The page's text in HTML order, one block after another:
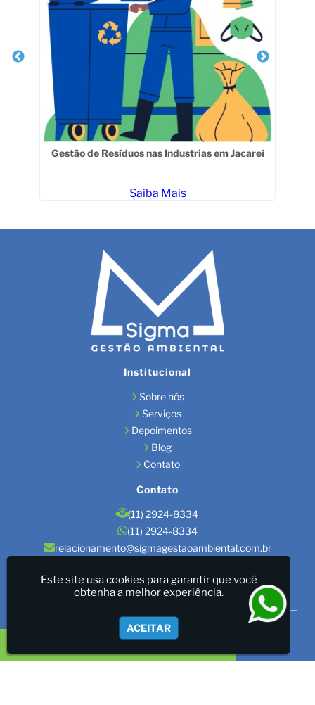
Gestão de Resíduos nas Industrias em Jacareí
Saiba Mais
Institucional
Sobre nós
Serviços
Depoimentos
Blog
Contato
Contato
(11) 2924-8334
(11) 2924-8334
relacionamento@sigmagestaoambiental.com.br
Localização
São Paulo / SP
Sigma Gestão Ambiental - LICENÇAS AMBIENTAIS/GESTÃO
DE RESÍDUOS/LAUDOS
Este site usa cookies para garantir que você
obtenha a melhor experiência.
ACEITAR